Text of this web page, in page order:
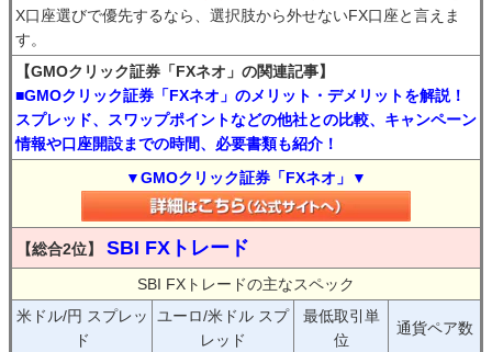
X口座選びで優先するなら、選択肢から外せないFX口座と言えま
す。
【GMOクリック証券「FXネオ」の関連記事】
■GMOクリック証券「FXネオ」のメリット・デメリットを解説！
スプレッド、スワップポイントなどの他社との比較、キャンペーン
情報や口座開設までの時間、必要書類も紹介！
▼GMOクリック証券「FXネオ」▼
【総合2位】 SBI FXトレード
SBI FXトレードの主なスペック
米ドル/円 スプレッ
ド
ユーロ/米ドル スプ
レッド
最低取引単
位
通貨ペア数